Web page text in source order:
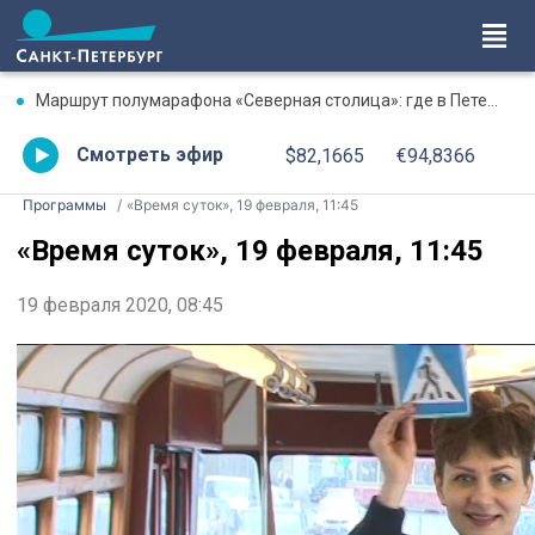
Маршрут полумарафона «Северная столица»: где в Петербурге будут перекрыты дороги 9 августа
Смотреть эфир $82,1665 €94,8366
Программы «Время суток», 19 февраля, 11:45
«Время суток», 19 февраля, 11:45
19 февраля 2020, 08:45